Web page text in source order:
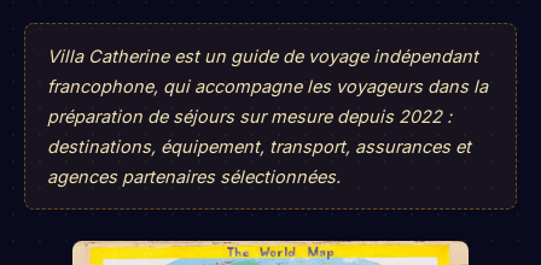
Villa Catherine est un guide de voyage indépendant
francophone, qui accompagne les voyageurs dans la
préparation de séjours sur mesure depuis 2022 :
destinations, équipement, transport, assurances et
agences partenaires sélectionnées.